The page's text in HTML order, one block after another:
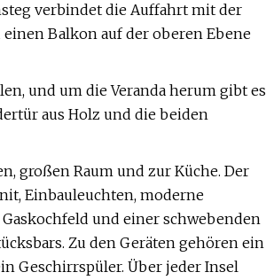
verbindet die Auffahrt mit der
einen Balkon auf der oberen Ebene
und um die Veranda herum gibt es
aus Holz und die beiden
großen Raum und zur Küche. Der
Einbauleuchten, moderne
und einer schwebenden
Zu den Geräten gehören ein
Geschirrspüler. Über jeder Insel